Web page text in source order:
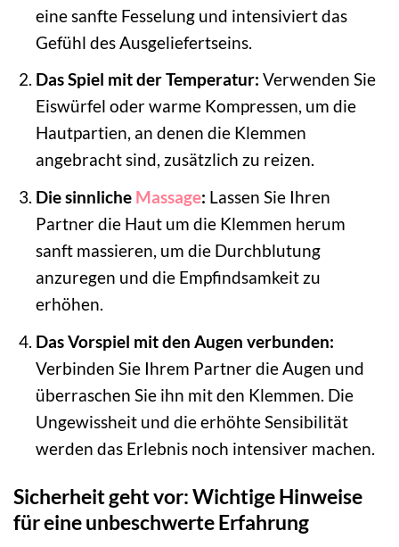
eine sanfte Fesselung und intensiviert das
Gefühl des Ausgeliefertseins.
Das Spiel mit der Temperatur: Verwenden Sie
Eiswürfel oder warme Kompressen, um die
Hautpartien, an denen die Klemmen
angebracht sind, zusätzlich zu reizen.
Die sinnliche Massage: Lassen Sie Ihren
Partner die Haut um die Klemmen herum
sanft massieren, um die Durchblutung
anzuregen und die Empfindsamkeit zu
erhöhen.
Das Vorspiel mit den Augen verbunden:
Verbinden Sie Ihrem Partner die Augen und
überraschen Sie ihn mit den Klemmen. Die
Ungewissheit und die erhöhte Sensibilität
werden das Erlebnis noch intensiver machen.
Sicherheit geht vor: Wichtige Hinweise
für eine unbeschwerte Erfahrung